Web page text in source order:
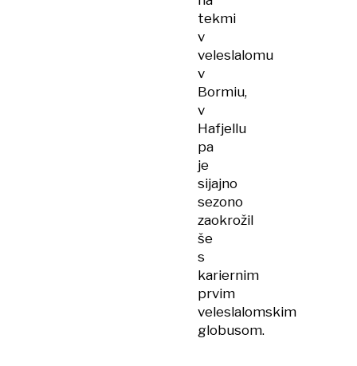
tekmi
v
veleslalomu
v
Bormiu,
v
Hafjellu
pa
je
sijajno
sezono
zaokrožil
še
s
kariernim
prvim
veleslalomskim
globusom.